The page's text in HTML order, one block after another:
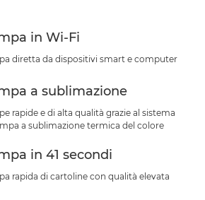
in Wi-Fi
diretta da dispositivi smart e computer
a sublimazione
rapide e di alta qualità grazie al sistema
a sublimazione termica del colore
in 41 secondi
rapida di cartoline con qualità elevata